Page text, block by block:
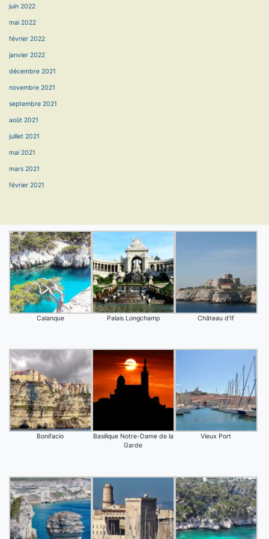
juin 2022
mai 2022
février 2022
janvier 2022
décembre 2021
novembre 2021
septembre 2021
août 2021
juillet 2021
mai 2021
mars 2021
février 2021
Calanque Palais Longchamp Château d’If
Bonifacio
Basilique Notre-Dame de la
Garde
Vieux Port